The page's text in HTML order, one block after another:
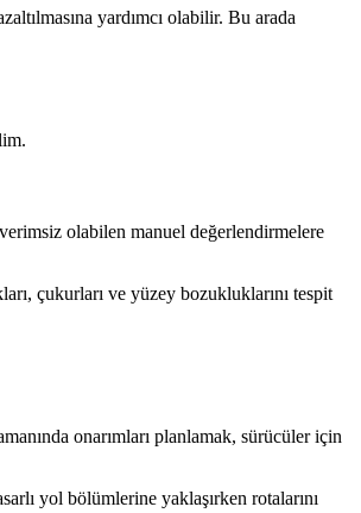
yardımcı olabilir. Bu arada
olabilen manuel değerlendirmelere
çukurları ve yüzey bozukluklarını tespit
onarımları planlamak, sürücüler için
yol bölümlerine yaklaşırken rotalarını